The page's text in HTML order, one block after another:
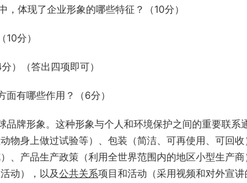
，体现了企业形象的哪些特征？（10分）
分）
）（答出四项即可）
面有哪些作用？（6分）
牌形象。这种形象与个人和环境保护之间的重要联系
身上做过试验等）、包装（简洁、可再使用、可回收
产品生产政策（利用全世界范围内的地区小型生产商
动），以及公共关系项目和活动（采用视频和对外宣讲
10 850